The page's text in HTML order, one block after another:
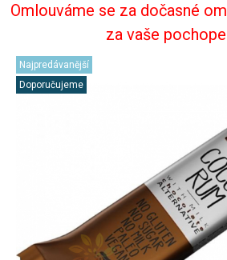
Omlouváme se za dočasné
za vaše
Najpredávanější
Doporučujeme